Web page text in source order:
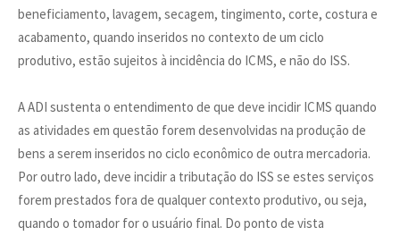
beneficiamento, lavagem, secagem, tingimento, corte, costura e
acabamento, quando inseridos no contexto de um ciclo
produtivo, estão sujeitos à incidência do ICMS, e não do ISS.
A ADI sustenta o entendimento de que deve incidir ICMS quando
as atividades em questão forem desenvolvidas na produção de
bens a serem inseridos no ciclo econômico de outra mercadoria.
Por outro lado, deve incidir a tributação do ISS se estes serviços
forem prestados fora de qualquer contexto produtivo, ou seja,
quando o tomador for o usuário final. Do ponto de vista